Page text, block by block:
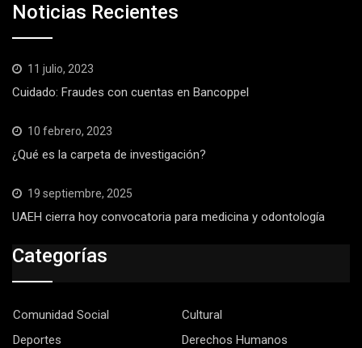
Noticias Recientes
11 julio, 2023
Cuidado: Fraudes con cuentas en Bancoppel
10 febrero, 2023
¿Qué es la carpeta de investigación?
19 septiembre, 2025
UAEH cierra hoy convocatoria para medicina y odontología
Categorías
Comunidad Social
Cultural
Deportes
Derechos Humanos